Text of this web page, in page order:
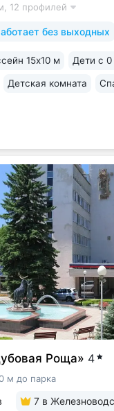
работает без
12 профилей
без выходных
15х10 м Дети с 0
Детская комната
Роща» 4
м до парка
7 в